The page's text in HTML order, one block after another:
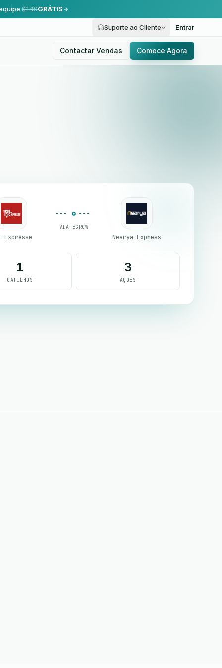
$149GRÁTIS
Suporte ao Cliente Entrar
Contactar Vendas Comece Agora
Expresse
VIA EGROW
Nearya Express
1
GATILHOS
3
AÇÕES